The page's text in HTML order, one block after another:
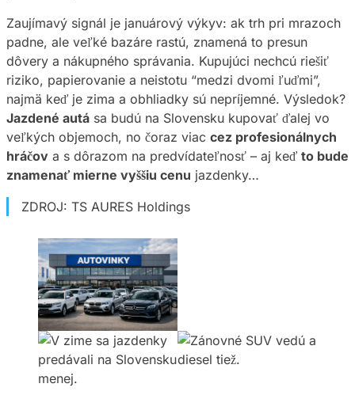
Zaujímavý signál je januárový výkyv: ak trh pri mrazoch
padne, ale veľké bazáre rastú, znamená to presun
dôvery a nákupného správania. Kupujúci nechcú riešiť
riziko, papierovanie a neistotu “medzi dvomi ľuďmi”,
najmä keď je zima a obhliadky sú nepríjemné. Výsledok?
Jazdené autá sa budú na Slovensku kupovať ďalej vo
veľkých objemoch, no čoraz viac cez profesionálnych
hráčov a s dôrazom na predvídateľnosť – aj keď to bude
znamenať mierne vyššiu cenu jazdenky…
ZDROJ: TS AURES Holdings